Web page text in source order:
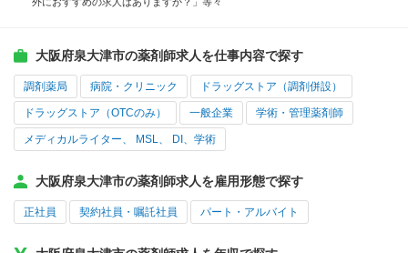
大阪府泉大津市の薬剤師求人を仕事内容で探す
調剤薬局 病院・クリニック ドラッグストア（調剤併設）
ドラッグストア（OTCのみ） 一般企業 学術・管理薬剤師
メディカルライター、 MSL、 DI、学術
大阪府泉大津市の薬剤師求人を雇用形態で探す
正社員 契約社員・嘱託社員 パート・アルバイト